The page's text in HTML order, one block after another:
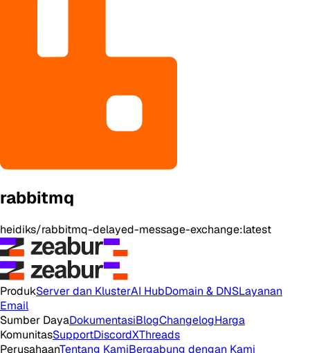
rabbitmq
heidiks/rabbitmq-delayed-message-exchange:latest
ProdukServer dan KlusterAI HubDomain & DNSLayanan
Email
Sumber DayaDokumentasiBlogChangelogHarga
KomunitasSupportDiscordXThreads
PerusahaanTentang KamiBergabung dengan Kami